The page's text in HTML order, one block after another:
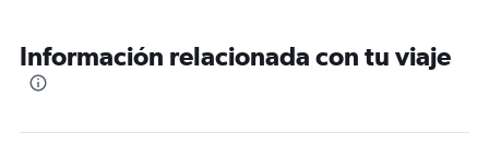
categories.
The
Información relacionada con tu viaje